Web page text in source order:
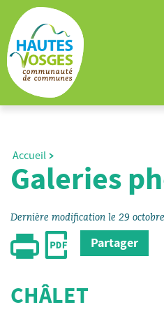
Accueil
Galeries
Dernière modification le 29
Partager
CHÂLET